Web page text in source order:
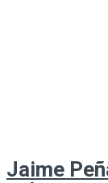
Jaime